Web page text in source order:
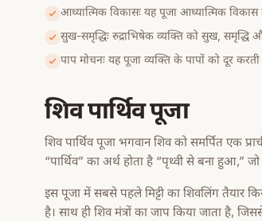
आध्यात्मिक विकासः यह पूजा आध्यात्मिक
सुख-समृद्धिः रुद्राभिषेक व्यक्ति को सुख, समृद्धि
पाप मोचनः यह पूजा व्यक्ति के पापों को दूर
शिव पार्थिव पूजा
शिव पार्थिव पूजा भगवान शिव को समर्पित एक
“पार्थिव” का अर्थ होता है “पृथ्वी से बना हुआ,”
इस पूजा में सबसे पहले मिट्टी का शिवलिंग तैयार
है। साथ ही शिव मंत्रों का जाप किया जाता है,